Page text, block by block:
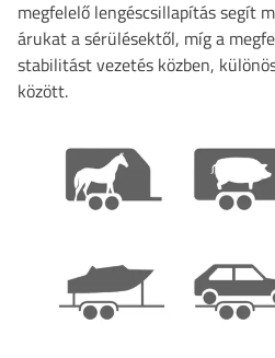
megfelelő lengéscsillapítás segít
árukat a sérülésektől, míg a
stabilitást vezetés közben,
között.